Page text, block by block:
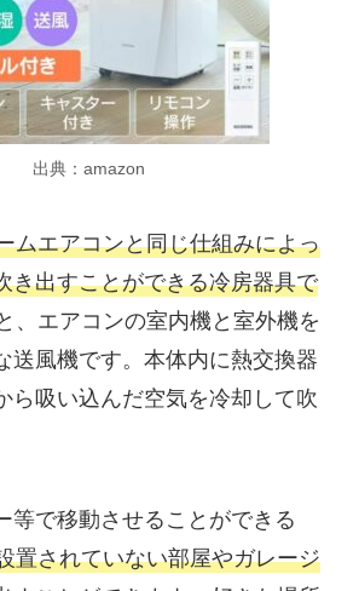
出典：amazon
ムエアコンと同じ仕組みによっ
き出すことができる冷房器具で
、エアコンの室内機と室外機を
送風機です。本体内に熱交換器
ら吸い込んだ空気を冷却して吹
等で移動させることができる
置されていない部屋やガレージ